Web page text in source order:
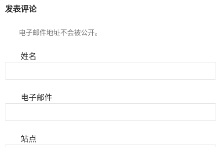
发表评论
电子邮件地址不会被公开。
姓名
电子邮件
站点